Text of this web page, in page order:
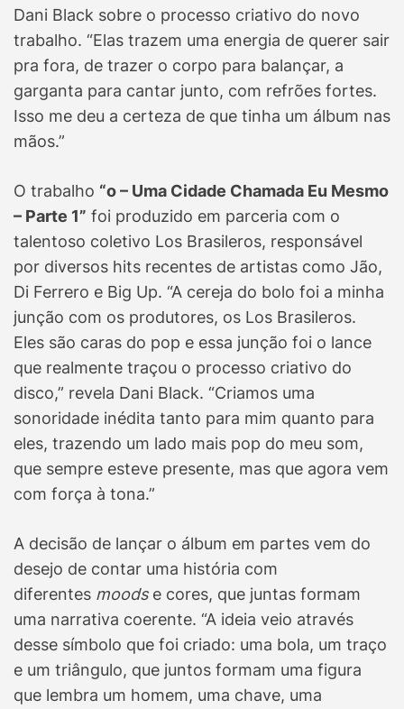
Dani Black sobre o processo criativo do novo
trabalho. “Elas trazem uma energia de querer sair
pra fora, de trazer o corpo para balançar, a
garganta para cantar junto, com refrões fortes.
Isso me deu a certeza de que tinha um álbum nas
mãos.”
O trabalho “o – Uma Cidade Chamada Eu Mesmo
– Parte 1” foi produzido em parceria com o
talentoso coletivo Los Brasileros, responsável
por diversos hits recentes de artistas como Jão,
Di Ferrero e Big Up. “A cereja do bolo foi a minha
junção com os produtores, os Los Brasileros.
Eles são caras do pop e essa junção foi o lance
que realmente traçou o processo criativo do
disco,” revela Dani Black. “Criamos uma
sonoridade inédita tanto para mim quanto para
eles, trazendo um lado mais pop do meu som,
que sempre esteve presente, mas que agora vem
com força à tona.”
A decisão de lançar o álbum em partes vem do
desejo de contar uma história com
diferentes moods e cores, que juntas formam
uma narrativa coerente. “A ideia veio através
desse símbolo que foi criado: uma bola, um traço
e um triângulo, que juntos formam uma figura
que lembra um homem, uma chave, uma